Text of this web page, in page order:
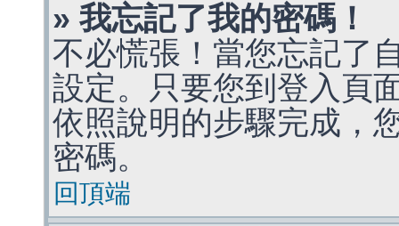
» 我忘記了我的密碼！
不必慌張！當您忘記了
設定。只要您到登入頁
依照說明的步驟完成，
密碼。
回頂端